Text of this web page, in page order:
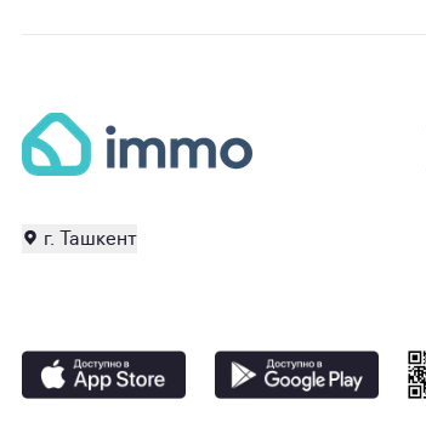
г. Ташкент